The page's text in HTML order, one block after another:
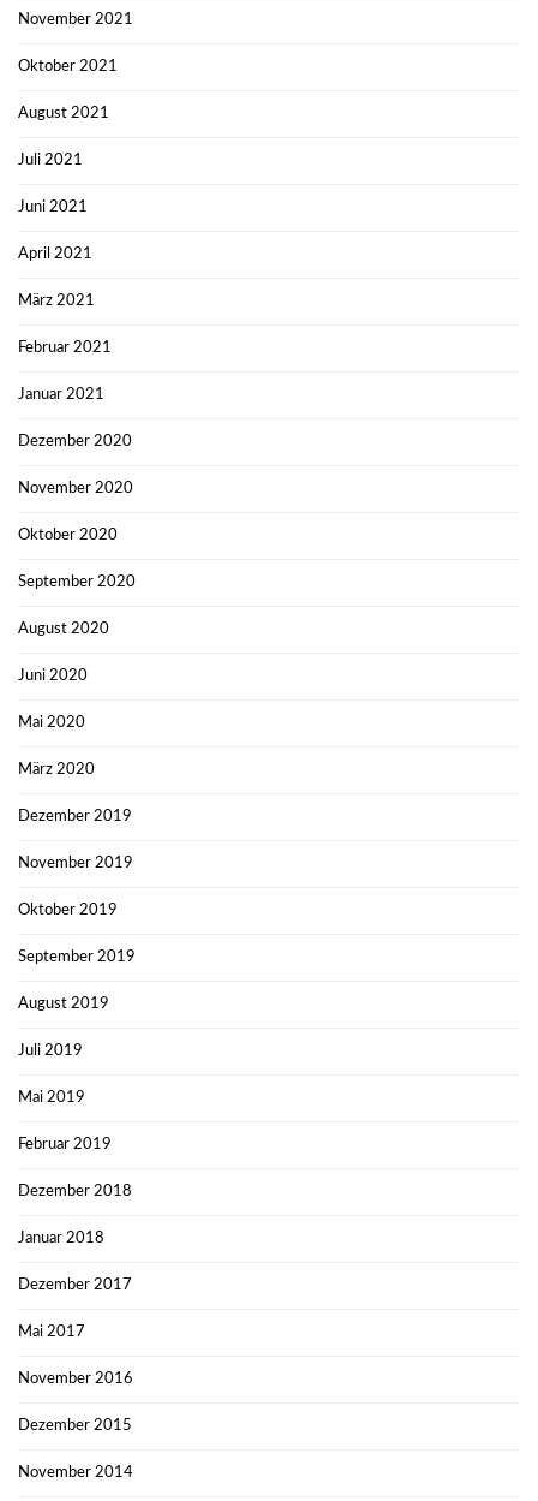
November 2021
Oktober 2021
August 2021
Juli 2021
Juni 2021
April 2021
März 2021
Februar 2021
Januar 2021
Dezember 2020
November 2020
Oktober 2020
September 2020
August 2020
Juni 2020
Mai 2020
März 2020
Dezember 2019
November 2019
Oktober 2019
September 2019
August 2019
Juli 2019
Mai 2019
Februar 2019
Dezember 2018
Januar 2018
Dezember 2017
Mai 2017
November 2016
Dezember 2015
November 2014